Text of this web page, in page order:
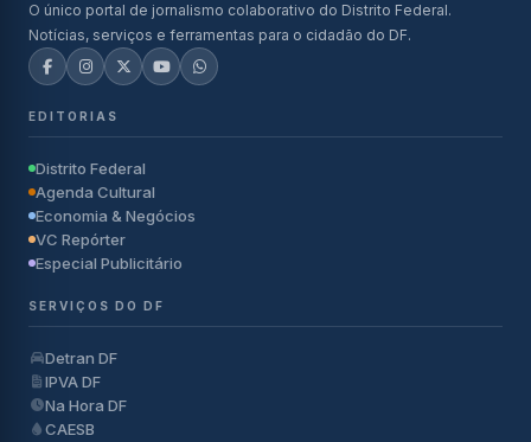
O único portal de jornalismo colaborativo do Distrito Federal.
Notícias, serviços e ferramentas para o cidadão do DF.
EDITORIAS
Distrito Federal
Agenda Cultural
Economia & Negócios
VC Repórter
Especial Publicitário
SERVIÇOS DO DF
Detran DF
IPVA DF
Na Hora DF
CAESB